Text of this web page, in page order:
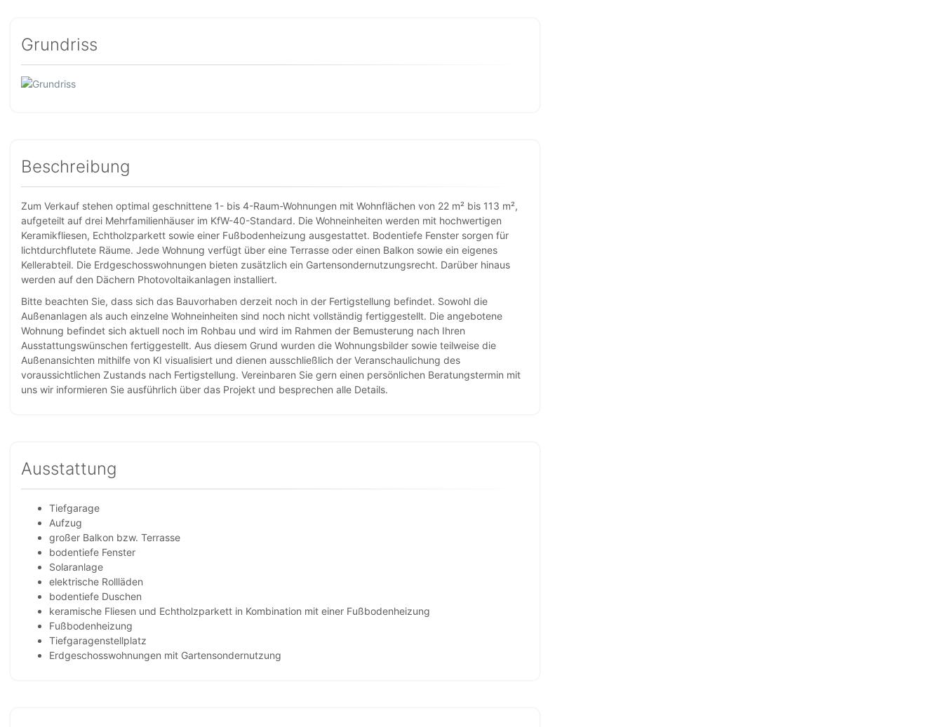
Grundriss
Beschreibung
Zum Verkauf stehen optimal geschnittene 1- bis 4-Raum-Wohnungen mit Wohnflächen von 22 m² bis 113 m²,
aufgeteilt auf drei Mehrfamilienhäuser im KfW-40-Standard. Die Wohneinheiten werden mit hochwertigen
Keramikfliesen, Echtholzparkett sowie einer Fußbodenheizung ausgestattet. Bodentiefe Fenster sorgen für
lichtdurchflutete Räume. Jede Wohnung verfügt über eine Terrasse oder einen Balkon sowie ein eigenes
Kellerabteil. Die Erdgeschosswohnungen bieten zusätzlich ein Gartensondernutzungsrecht. Darüber hinaus
werden auf den Dächern Photovoltaikanlagen installiert.
Bitte beachten Sie, dass sich das Bauvorhaben derzeit noch in der Fertigstellung befindet. Sowohl die
Außenanlagen als auch einzelne Wohneinheiten sind noch nicht vollständig fertiggestellt. Die angebotene
Wohnung befindet sich aktuell noch im Rohbau und wird im Rahmen der Bemusterung nach Ihren
Ausstattungswünschen fertiggestellt. Aus diesem Grund wurden die Wohnungsbilder sowie teilweise die
Außenansichten mithilfe von KI visualisiert und dienen ausschließlich der Veranschaulichung des
voraussichtlichen Zustands nach Fertigstellung. Vereinbaren Sie gern einen persönlichen Beratungstermin mit
uns wir informieren Sie ausführlich über das Projekt und besprechen alle Details.
Ausstattung
Tiefgarage
Aufzug
großer Balkon bzw. Terrasse
bodentiefe Fenster
Solaranlage
elektrische Rollläden
bodentiefe Duschen
keramische Fliesen und Echtholzparkett in Kombination mit einer Fußbodenheizung
Fußbodenheizung
Tiefgaragenstellplatz
Erdgeschosswohnungen mit Gartensondernutzung